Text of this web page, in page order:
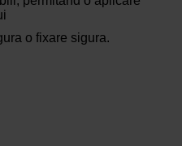
o fixare sigura.